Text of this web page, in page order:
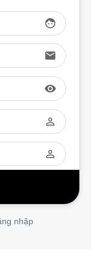
face
email
visibility
perm_identity
perm_identity
nhập